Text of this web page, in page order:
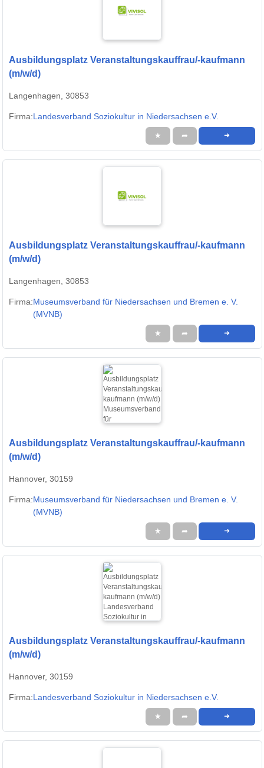
Ausbildungsplatz Veranstaltungskauffrau/-kaufmann
(m/w/d)
Langenhagen, 30853
Firma:Landesverband Soziokultur in Niedersachsen e.V.
★ ➦ ➜
Ausbildungsplatz Veranstaltungskauffrau/-kaufmann
(m/w/d)
Langenhagen, 30853
Firma:Museumsverband für Niedersachsen und Bremen e. V.
(MVNB)
★ ➦ ➜
Ausbildungsplatz Veranstaltungskauffrau/-kaufmann
(m/w/d)
Hannover, 30159
Firma:Museumsverband für Niedersachsen und Bremen e. V.
(MVNB)
★ ➦ ➜
Ausbildungsplatz Veranstaltungskauffrau/-kaufmann
(m/w/d)
Hannover, 30159
Firma:Landesverband Soziokultur in Niedersachsen e.V.
★ ➦ ➜